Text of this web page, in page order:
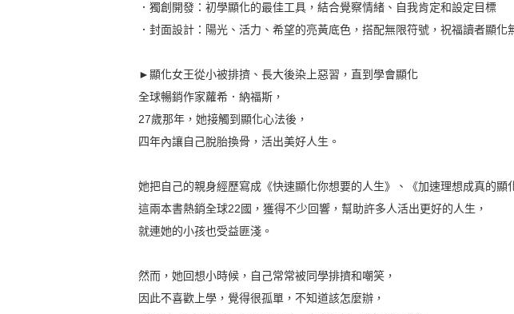
．獨創開發：初學顯化的最佳工具，結合覺察情緒、自我肯定和設定目標
．封面設計：陽光、活力、希望的亮黃底色，搭配無限符號，祝福讀者顯化
►顯化女王從小被排擠、長大後染上惡習，直到學會顯化
全球暢銷作家蘿希．納福斯，
27歲那年，她接觸到顯化心法後，
四年內讓自己脫胎換骨，活出美好人生。
她把自己的親身經歷寫成《快速顯化你想要的人生》、《加速理想成真的顯
這兩本書熱銷全球22國，獲得不少回響，幫助許多人活出更好的人生，
就連她的小孩也受益匪淺。
然而，她回想小時候，自己常常被同學排擠和嘲笑，
因此不喜歡上學，覺得很孤單，不知道該怎麼辦，